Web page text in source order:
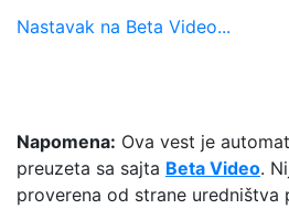
Nastavak na Beta Video...
Napomena: Ova vest je
preuzeta sa sajta Beta Video.
proverena od strane uredništva